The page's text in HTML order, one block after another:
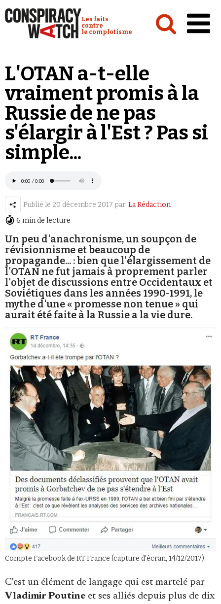
Conspiracy Watch :
Les faits
contre
le complotisme
Analyses
Conspipédia
Vidéos
Émissions
Revues de presse
Faire un don
Demander à Vera
Se connecter
L'OTAN a-t-elle
vraiment promis à la
Russie de ne pas
s'élargir à l'Est ? Pas si
simple...
Publié le 20 décembre 2017 par La Rédaction
6 min de lecture
Un peu d'anachronisme, un soupçon de
révisionnisme et beaucoup de
propagande... : bien que l'élargissement de
l'OTAN ne fut jamais à proprement parler
l'objet de discussions entre Occidentaux et
Soviétiques dans les années 1990-1991, le
mythe d'une « promesse non tenue » qui
aurait été faite à la Russie a la vie dure.
Compte Facebook de RT France (capture d'écran, 14/12/2017).
C'est un élément de langage qui est martelé par
Vladimir Poutine et ses alliés depuis plus de dix